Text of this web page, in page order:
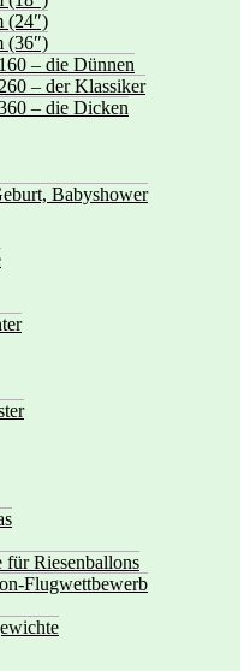
(24″)
(36″)
– die Dünnen
– der Klassiker
– die Dicken
Babyshower
für Riesenballons
Flugwettbewerb